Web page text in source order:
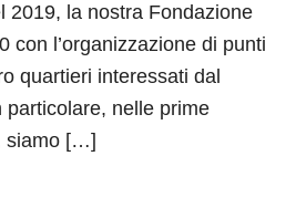
2019, la nostra Fondazione
con l’organizzazione di punti
quartieri interessati dal
particolare, nelle prime
siamo […]